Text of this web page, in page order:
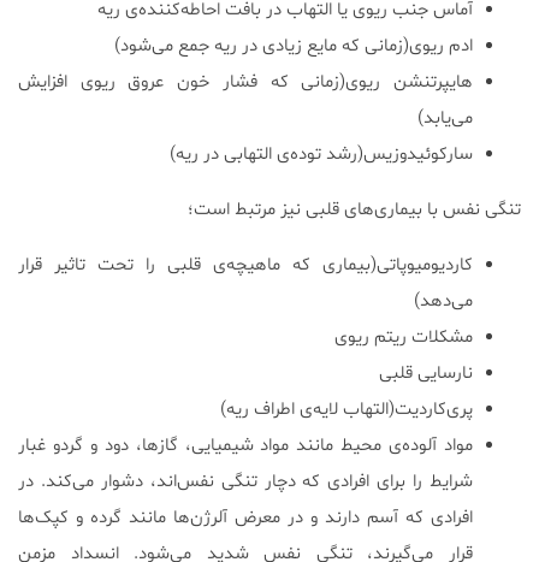
آماس جنب ریوی یا التهاب در بافت احاطه‌کننده‌ی ریه
ادم ریوی(زمانی که مایع زیادی در ریه جمع می‌شود)
هایپرتنشن ریوی(زمانی که فشار خون عروق ریوی افزایش
می‌یابد)
سارکوئیدوزیس(رشد توده‌ی التهابی در ریه)
تنگی نفس با بیماری‌های قلبی نیز مرتبط است؛
کاردیومیوپاتی(بیماری که ماهیچه‌ی قلبی را تحت تاثیر قرار
می‌دهد)
مشکلات ریتم ریوی
نارسایی قلبی
پری‌کاردیت(التهاب لایه‌ی اطراف ریه)
مواد آلوده‌ی محیط مانند مواد شیمیایی، گازها، دود و گردو غبار
شرایط را برای افرادی که دچار تنگی نفس‌اند، دشوار می‌کند. در
افرادی که آسم دارند و در معرض آلرژن‌ها مانند گرده و کپک‌ها
قرار می‌گیرند، تنگی نفس شدید می‌شود. انسداد مزمن